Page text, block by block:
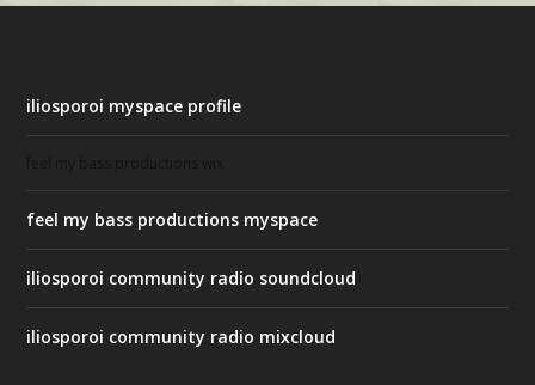
iliosporoi myspace profile
feel my bass productions myspace
iliosporoi community radio soundcloud
iliosporoi community radio mixcloud